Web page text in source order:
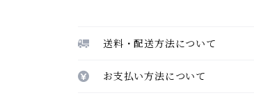
送料・配送方法について
お支払い方法について